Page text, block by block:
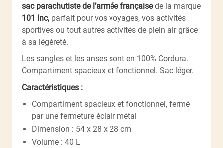
sac parachutiste de l’armée françaisede la marque
101 Inc, parfait pour vos voyages, vos activités
sportives ou tout autres activités de plein air grâce
à sa légéreté.
Les sangles et les anses sont en 100% Cordura.
Compartiment spacieux et fonctionnel. Sac léger.
Caractéristiques :
Compartiment spacieux et fonctionnel, fermé
par une fermeture éclair métal
Dimension : 54 x 28 x 28 cm
Volume : 40 L